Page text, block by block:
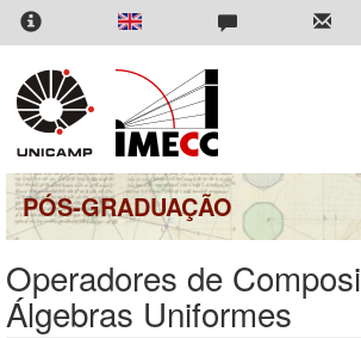
Pular
para
conteúdo
principal
PÓS-GRADUAÇÃO
Operadores de
Álgebras Uniformes